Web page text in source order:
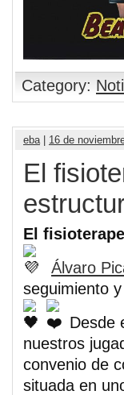
Category:
eba| 16 de
El
El
Álvaro
seguimiento
Desde
nuestros
convenio de
situada en